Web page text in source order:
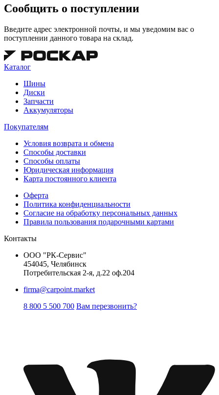
Сообщить о поступлении
Введите адрес электронной почты, и мы уведомим вас о
поступлении данного товара на склад.
Каталог
Шины
Диски
Запчасти
Аккумуляторы
Покупателям
Условия возврата и обмена
Способы доставки
Способы оплаты
Юридическая информация
Карта постоянного клиента
Оферта
Политика конфиденциальности
Согласие на обработку персональных данных
Правила пользования подарочными картами
Контакты
ООО "РК-Сервис"
454045, Челябинск
Потребительская 2-я, д.22 оф.204
firma@carpoint.market
8 800 5 500 700 Вам перезвонить?